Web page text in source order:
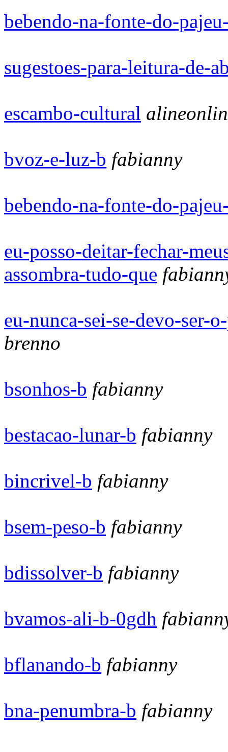
bebendo-na-fonte-do-
sugestoes-para-leitura-de-
escambo-cultural
bvoz-e-luz-b fabianny
bebendo-na-fonte-do-
eu-posso-deitar-fechar-
assombra-tudo-que
eu-nunca-sei-se-devo-ser-
brenno
bsonhos-b fabianny
bestacao-lunar-b fabianny
bincrivel-b fabianny
bsem-peso-b fabianny
bdissolver-b fabianny
bvamos-ali-b-0gdh
bflanando-b fabianny
bna-penumbra-b fabianny